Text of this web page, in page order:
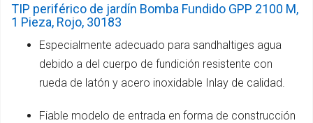
TIP periférico de jardín Bomba Fundido GPP 2100 M,
1 Pieza, Rojo, 30183
Especialmente adecuado para sandhaltiges agua
debido a del cuerpo de fundición resistente con
rueda de latón y acero inoxidable Inlay de calidad.
Fiable modelo de entrada en forma de construcción